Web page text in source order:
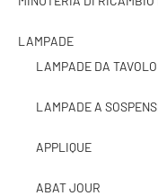
LAMPADE
LAMPADE DA TAVOLO
LAMPADE A
APPLIQUE
ABAT JOUR